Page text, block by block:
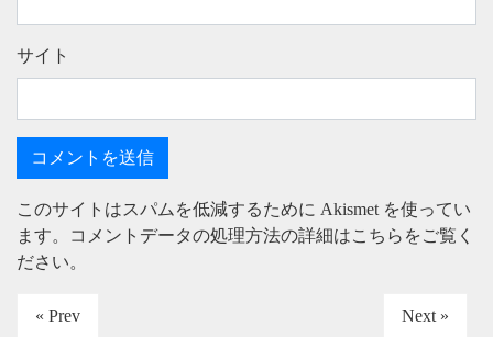
サイト
このサイトはスパムを低減するために Akismet を使ってい
ます。
コメントデータの処理方法の詳細はこちらをご覧く
ださい。
« Prev Next »